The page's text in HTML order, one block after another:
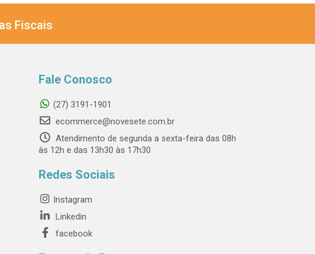
Fiscais
Fale Conosco
(27) 3191-1901
ecommerce@novesete.com.br
Atendimento de segunda a sexta-feira das 08h
às 12h e das 13h30 às 17h30
Redes Sociais
Instagram
Linkedin
facebook